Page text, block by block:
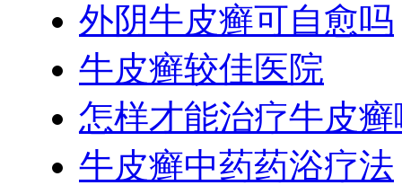
外阴牛皮癣可自愈吗
牛皮癣较佳医院
怎样才能治疗牛皮癣
牛皮癣中药药浴疗法